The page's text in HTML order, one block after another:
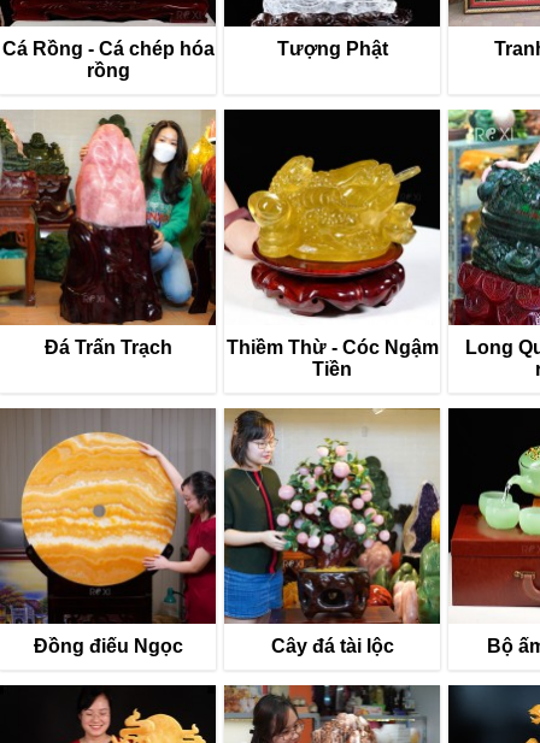
Cá Rồng - Cá chép hóa
rồng
Tượng Phật
Đá Trấn Trạch
Thiềm Thừ - Cóc Ngậm
Tiền
Long
Đồng điếu Ngọc Cây đá tài lộc Bộ